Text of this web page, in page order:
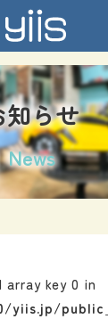
知らせ
News
key 0 in
yiis.jp/